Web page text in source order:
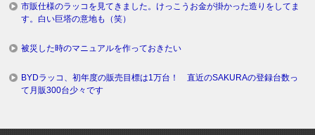
市販仕様のラッコを見てきました。けっこうお金が掛かった造りをしてま
す。白い巨塔の意地も（笑）
被災した時のマニュアルを作っておきたい
BYDラッコ、初年度の販売目標は1万台！ 直近のSAKURAの登録台数っ
て月販300台少々です